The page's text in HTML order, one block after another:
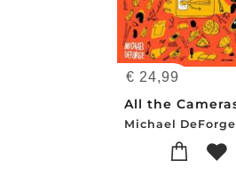
€ 24,99
Michael DeForge